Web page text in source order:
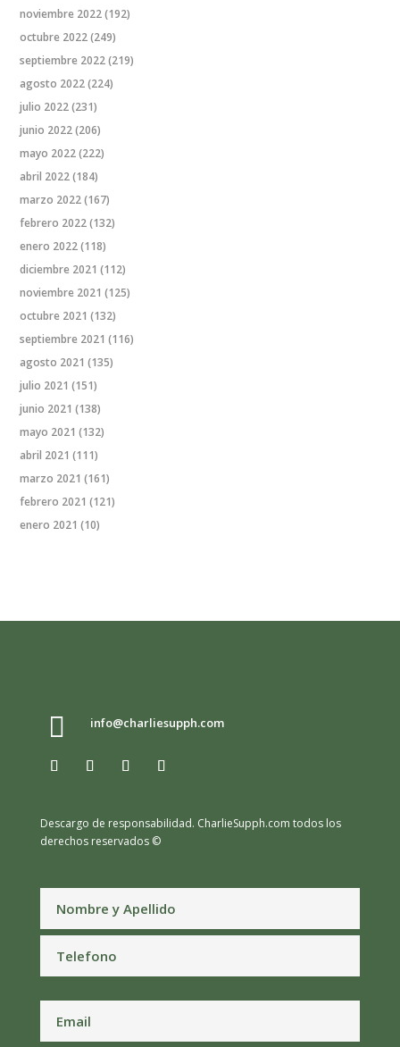
noviembre 2022(192)
octubre 2022(249)
septiembre 2022(219)
agosto 2022(224)
julio 2022(231)
junio 2022(206)
mayo 2022(222)
abril 2022(184)
marzo 2022(167)
febrero 2022(132)
enero 2022(118)
diciembre 2021 (112)
noviembre 2021 (125)
octubre 2021 (132)
septiembre 2021 (116)
agosto 2021 (135)
julio 2021 (151)
junio 2021 (138)
mayo 2021 (132)
abril 2021 (111)
marzo 2021 (161)
febrero 2021 (121)
enero 2021 (10)
 info@charliesupph.com
Descargo de responsabilidad. CharlieSupph.com todos los
derechos reservados ©